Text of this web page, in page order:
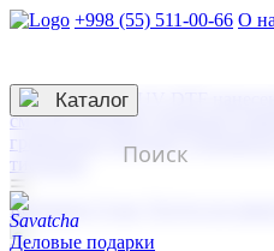
+998 (55) 511-00-66 О
3D гравировка
смолой (Doming)
гравировка твердая
тиснение
☰
Контакты
Каталог
Деловые подарки